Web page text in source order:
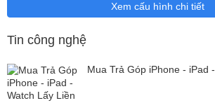
Xem cấu hình chi tiết
Tin công nghệ
Mua Trả Góp iPhone - iPad